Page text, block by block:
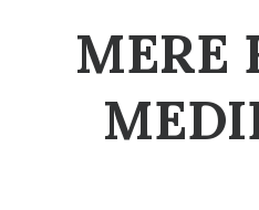
MERE